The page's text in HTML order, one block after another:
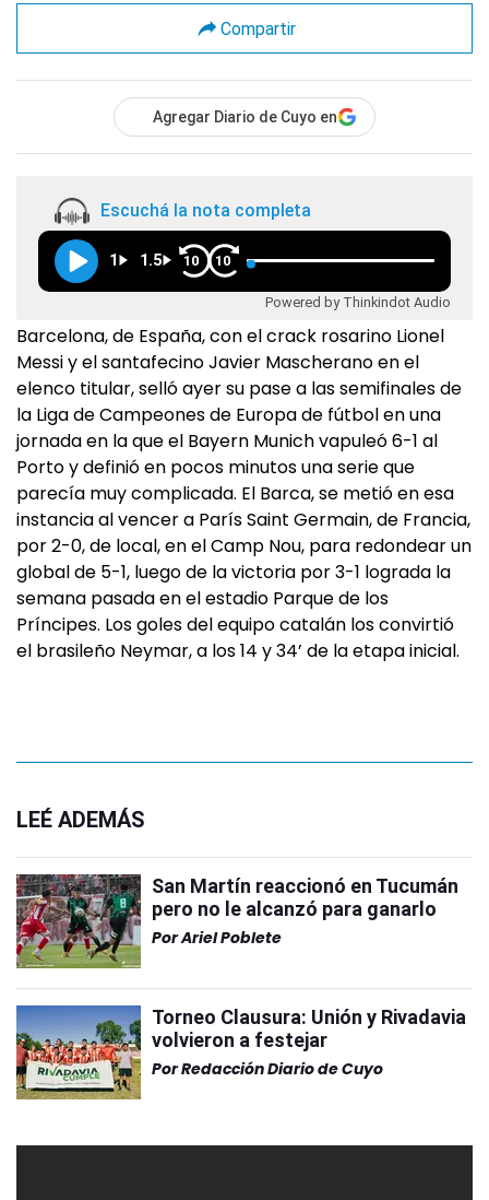
Compartir
Agregar Diario de Cuyo en
Escuchá la nota completa
1 1.5 10 10
Powered by Thinkindot Audio
Barcelona, de España, con el crack rosarino Lionel
Messi y el santafecino Javier Mascherano en el
elenco titular, selló ayer su pase a las semifinales de
la Liga de Campeones de Europa de fútbol en una
jornada en la que el Bayern Munich vapuleó 6-1 al
Porto y definió en pocos minutos una serie que
parecía muy complicada. El Barca, se metió en esa
instancia al vencer a París Saint Germain, de Francia,
por 2-0, de local, en el Camp Nou, para redondear un
global de 5-1, luego de la victoria por 3-1 lograda la
semana pasada en el estadio Parque de los
Príncipes. Los goles del equipo catalán los convirtió
el brasileño Neymar, a los 14 y 34’ de la etapa inicial.
LEÉ ADEMÁS
San Martín reaccionó en Tucumán
pero no le alcanzó para ganarlo
PorAriel Poblete
Torneo Clausura: Unión y Rivadavia
volvieron a festejar
PorRedacción Diario de Cuyo